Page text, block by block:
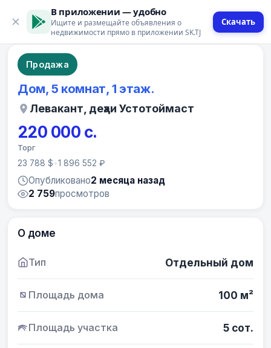
В приложении — удобно
Ищите и размещайте объявления о
недвижимости прямо в приложении SK.TJ
Скачать
3 фото
Продажа
Дом, 5 комнат, 1 этаж.
Левакант, деҳаи Устотоймаст
220 000 с.
Торг
23 788 $•1 896 552 ₽
Опубликовано2 месяца назад
2 759просмотров
О доме
Тип Отдельный дом
Площадь дома 100 м²
Площадь участка 5 сот.